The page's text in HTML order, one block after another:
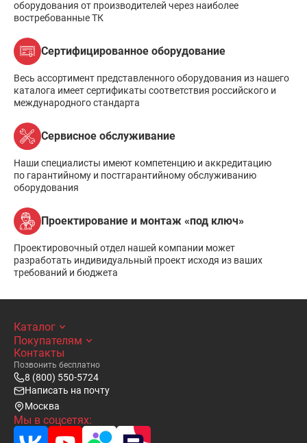
оборудования от производителей через наиболее
востребованные ТК
Сертифицированное оборудование
Весь ассортимент представленного оборудования из нашего
каталога имеет сертификаты соответствия российского и
международного стандарта
Сервисное обслуживание
Наши специалисты имеют компетенцию и аккредитацию
по гарантийному и постгарантийному обслуживанию
оборудования
Проектирование и монтаж «под ключ»
Проектировочный отдел нашей компании может
разработать индивидуальный проект исходя из ваших
требований и бюджета
Каталог
Покупателям
Контакты
Позвонить бесплатно
8 (800) 550-5724
Написать на почту
Москва
Мы в соцсетях: